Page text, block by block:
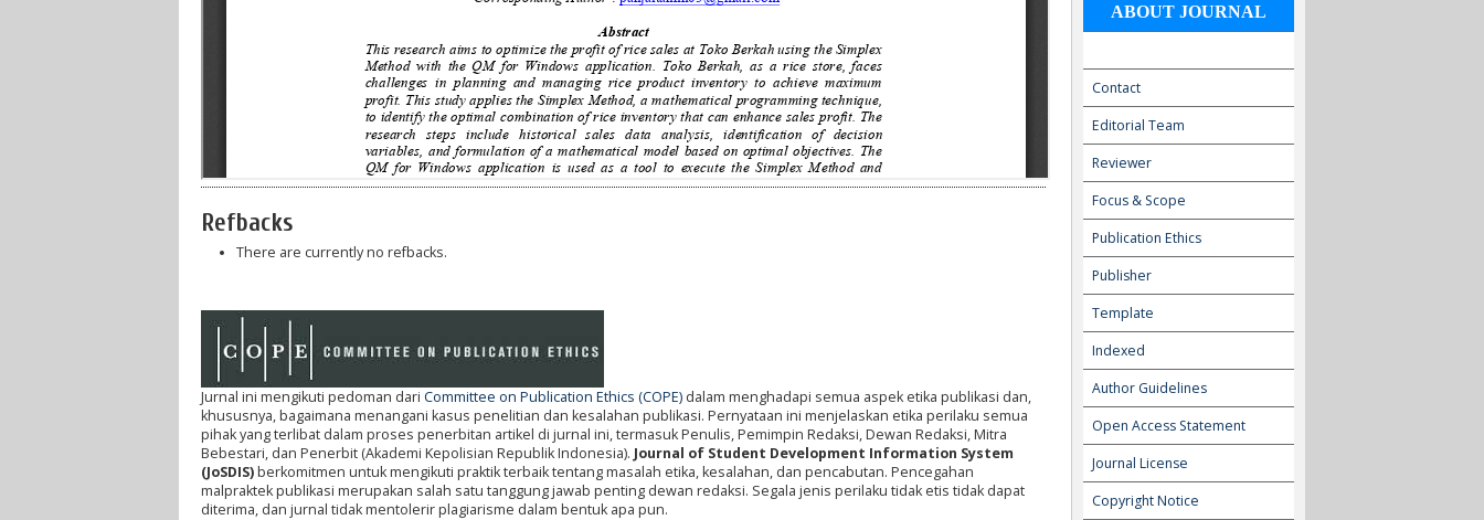
ABOUT JOURNAL
Contact
Editorial Team
Reviewer
Focus & Scope
Publication Ethics
Publisher
Template
Indexed
Author Guidelines
Open Access Statement
Journal License
Copyright Notice
Refbacks
There are currently no refbacks.
Jurnal ini mengikuti pedoman dari Committee on Publication Ethics (COPE) dalam menghadapi semua aspek etika publikasi dan,
khususnya, bagaimana menangani kasus penelitian dan kesalahan publikasi. Pernyataan ini menjelaskan etika perilaku semua
pihak yang terlibat dalam proses penerbitan artikel di jurnal ini, termasuk Penulis, Pemimpin Redaksi, Dewan Redaksi, Mitra
Bebestari, dan Penerbit (Akademi Kepolisian Republik Indonesia). Journal of Student Development Information System
(JoSDIS)berkomitmen untuk mengikuti praktik terbaik tentang masalah etika, kesalahan, dan pencabutan. Pencegahan
malpraktek publikasi merupakan salah satu tanggung jawab penting dewan redaksi. Segala jenis perilaku tidak etis tidak dapat
diterima, dan jurnal tidak mentolerir plagiarisme dalam bentuk apa pun.